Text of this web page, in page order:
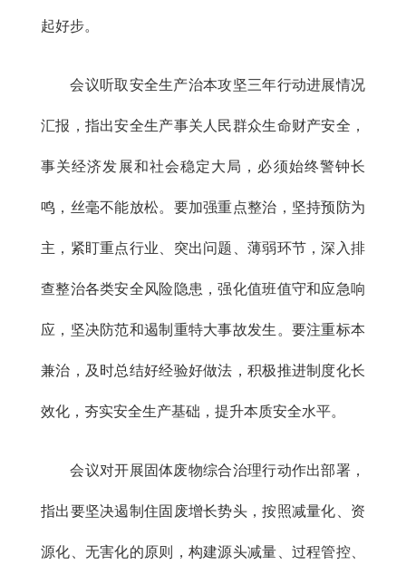
起好步。
会议听取安全生产治本攻坚三年行动进展情况
汇报，指出安全生产事关人民群众生命财产安全，
事关经济发展和社会稳定大局，必须始终警钟长
鸣，丝毫不能放松。要加强重点整治，坚持预防为
主，紧盯重点行业、突出问题、薄弱环节，深入排
查整治各类安全风险隐患，强化值班值守和应急响
应，坚决防范和遏制重特大事故发生。要注重标本
兼治，及时总结好经验好做法，积极推进制度化长
效化，夯实安全生产基础，提升本质安全水平。
会议对开展固体废物综合治理行动作出部署，
指出要坚决遏制住固废增长势头，按照减量化、资
源化、无害化的原则，构建源头减量、过程管控、